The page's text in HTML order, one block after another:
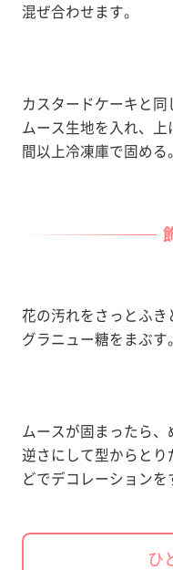
混ぜ合わせます。
カスタードケーキと
ムース生地を入れ、
間以上冷凍庫で固める。
花の汚れをさっとふき
グラニュー糖をまぶす。
ムースが固まったら
逆さにして型からと
どでデコレーションを
ひ